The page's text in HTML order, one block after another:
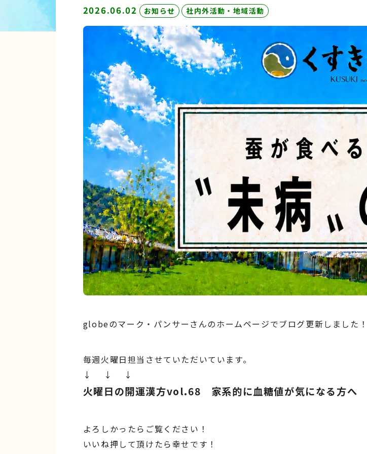
2026.06.02 お知らせ 社内外活動・地域活動
globeのマーク・パンサーさんのホームページでブログ更新しました！
毎週火曜日担当させていただいています。
↓ ↓ ↓
火曜日の開運漢方vol.68 家系的に血糖値が気になる方へ
よろしかったらご覧ください！
いいね押して頂けたら幸せです！